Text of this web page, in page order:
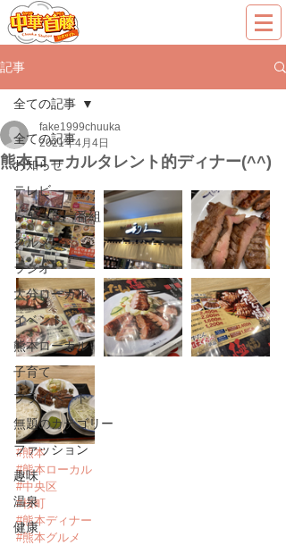
記事
全ての記事
お知らせ
テレビ
レギュラー番組
グルメ
ラジオ
大分ローカル
イベント
熊本ローカル
子育て
プライベート
無題のカテゴリー
ファッション
趣味
温泉
健康
全ての記事
熊本ローカルタレント的ディナー(^^)
fake1999chuuka
2021年4月4日
#熊本
#熊本ローカル
#中央区
#桜町
#熊本ディナー
#熊本グルメ